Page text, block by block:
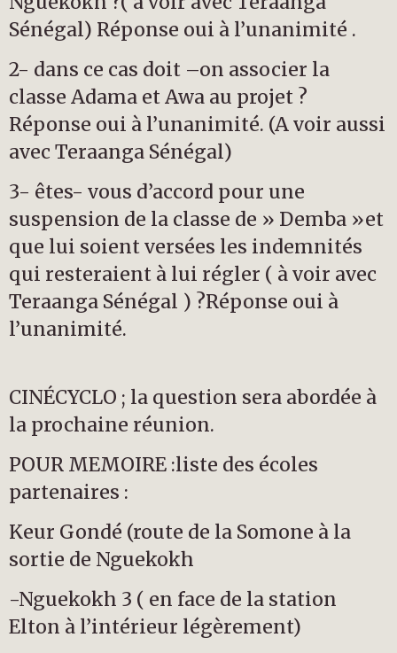
Sénégal) Réponse oui à l’unanimité .
2- dans ce cas doit –on associer la
classe Adama et Awa au projet ?
Réponse oui à l’unanimité. (A voir aussi
avec Teraanga Sénégal)
3- êtes- vous d’accord pour une
suspension de la classe de » Demba »et
que lui soient versées les indemnités
qui resteraient à lui régler ( à voir avec
Teraanga Sénégal ) ?Réponse oui à
l’unanimité.
CINÉCYCLO ; la question sera abordée à
la prochaine réunion.
POUR MEMOIRE :liste des écoles
partenaires :
Keur Gondé (route de la Somone à la
sortie de Nguekokh
-Nguekokh 3 ( en face de la station
Elton à l’intérieur légèrement)